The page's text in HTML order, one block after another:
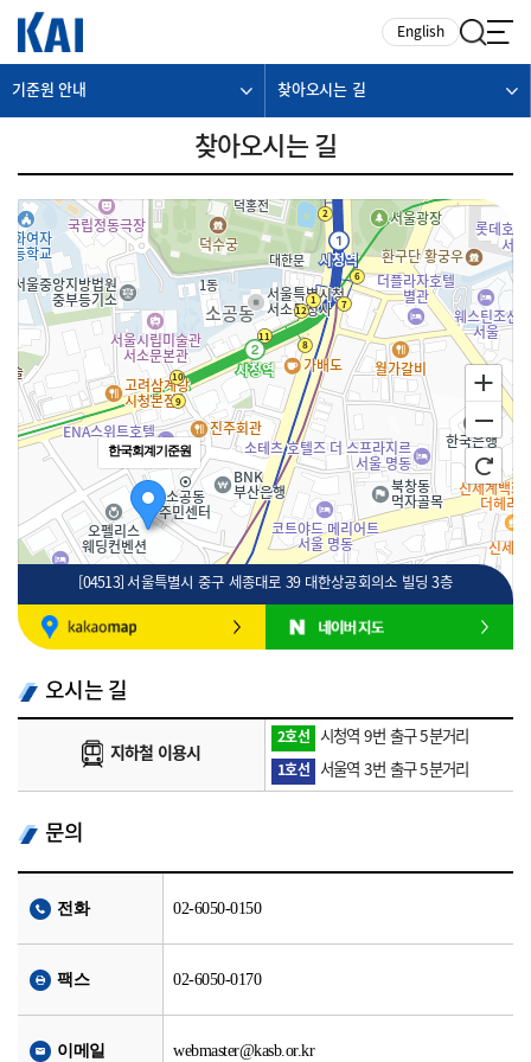
English
기준원 안내 찾아오시는 길
찾아오시는 길
한국회계기준원
100m
[04513] 서울특별시 중구 세종대로 39 대한상공회의소 빌딩 3층
오시는 길
지하철 이용시
2호선 시청역 9번 출구 5분거리
1호선 서울역 3번 출구 5분거리
문의
전화 02-6050-0150
팩스 02-6050-0170
이메일 webmaster@kasb.or.kr